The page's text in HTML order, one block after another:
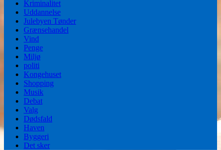
Kriminalitet
Uddannelse
Julebyen Tønder
Grænsehandel
Vind
Penge
Miljø
politi
Kongehuset
Shopping
Musik
Debat
Valg
Dødsfald
Haven
Byggeri
Det sker